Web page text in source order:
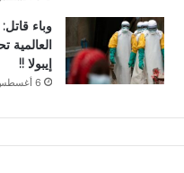
وباء
إيبولا !!
6 أغسطس، 2026